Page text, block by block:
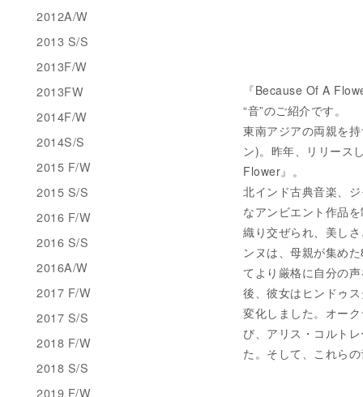
『Because Of A
“音”のご紹介です。
東南アジアの両親を
ン)。昨年、リリース
Flower』。
北インド古典音楽、
なアンビエント作品
織り交ぜられ、美し
ンヌは、母親が集め
てより厳格に自分の
後、彼女はヒンドゥ
変化しました。オー
び、アリス・コルト
た。そして、これら
2012A/W
2013 S/S
2013F/W
2013FW
2014F/W
2014S/S
2015 F/W
2015 S/S
2016 F/W
2016 S/S
2016A/W
2017 F/W
2017 S/S
2018 F/W
2018 S/S
2019 F/W